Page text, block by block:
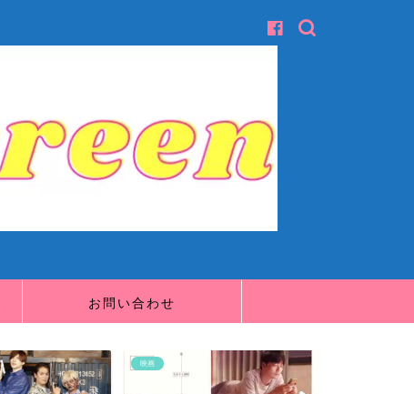
お問い合わせ
映画